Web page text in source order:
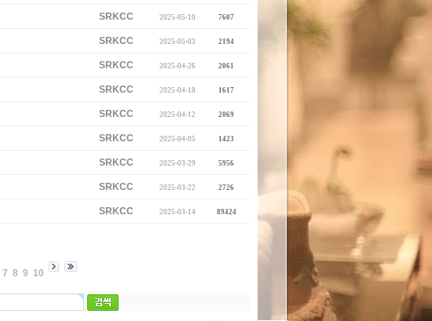
SRKCC 2025-05-10 7607
SRKCC 2025-05-03 2194
SRKCC 2025-04-26 2061
SRKCC 2025-04-18 1617
SRKCC 2025-04-12 2069
SRKCC 2025-04-05 1423
SRKCC 2025-03-29 5956
SRKCC 2025-03-22 2726
SRKCC 2025-03-14 89424
7 8 9 10